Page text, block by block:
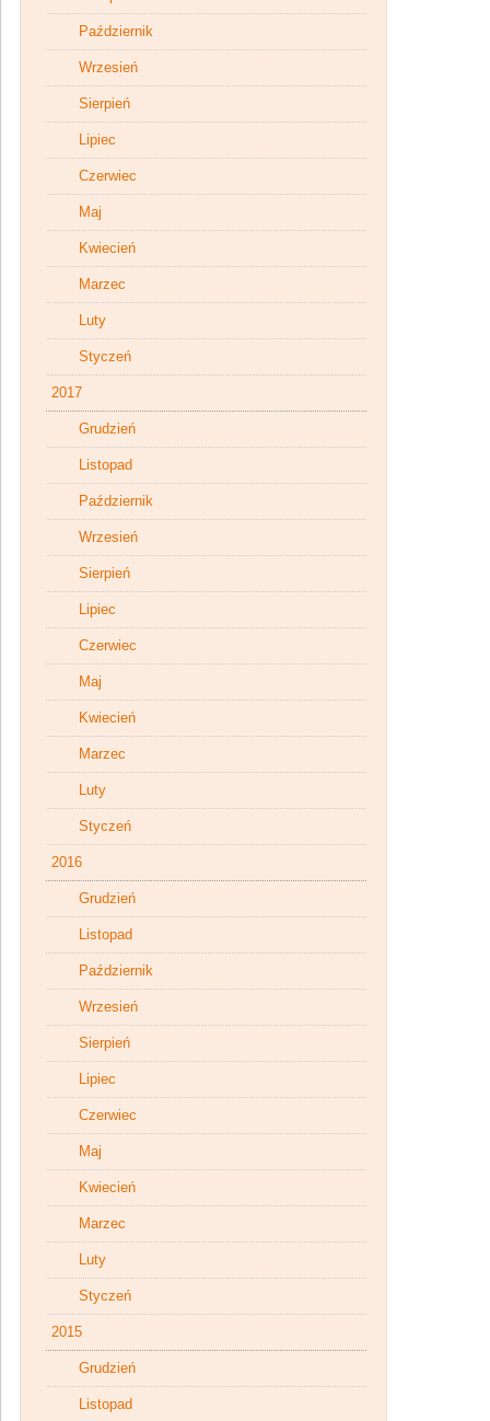
Październik
Wrzesień
Sierpień
Lipiec
Czerwiec
Maj
Kwiecień
Marzec
Luty
Styczeń
2017
Grudzień
Listopad
Październik
Wrzesień
Sierpień
Lipiec
Czerwiec
Maj
Kwiecień
Marzec
Luty
Styczeń
2016
Grudzień
Listopad
Październik
Wrzesień
Sierpień
Lipiec
Czerwiec
Maj
Kwiecień
Marzec
Luty
Styczeń
2015
Grudzień
Listopad